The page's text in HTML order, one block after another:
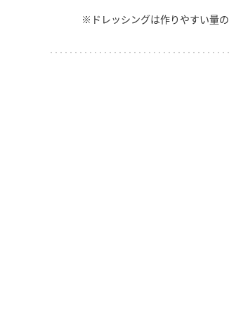
※ドレッシングは作りやすい量